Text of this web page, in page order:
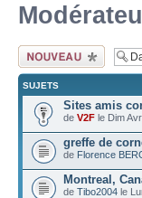
Ecrire un nouveau
sujet
SUJETS
Sites amis
de V2F le Dim
greffe de
de Florence
Montreal,
de Tibo2004 le